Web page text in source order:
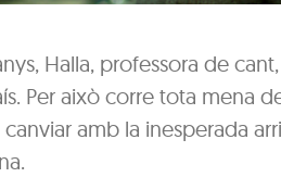
Halla, professora de
Per això corre tota mena
amb la inesperada